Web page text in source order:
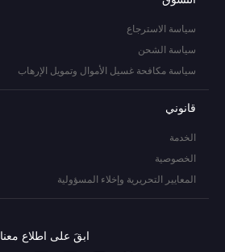
سياسة الاسترجاع
سياسة الشحن
سياسة مكافحة غسيل الأموال وتمويل الإرهاب
قانوني
الخدمة
الخصوصية
المعايير التحريرية وإخلاء المسؤولية
ابقَ على اطلاع معنا